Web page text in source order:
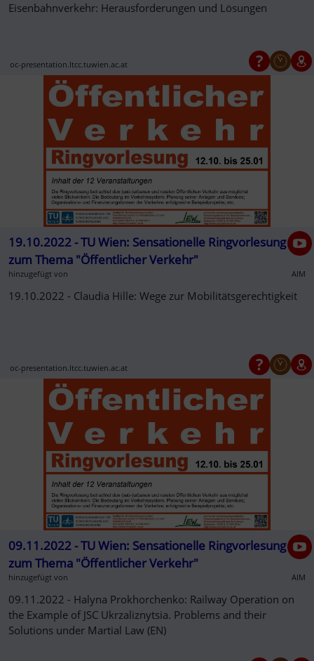
Eisenbahnverkehr: Herausforderungen und Lösungen
oc-presentation.ltcc.tuwien.ac.at
19.10.2022 - TU Wien: Sensationelle Ringvorlesung
zum Thema "Öffentlicher Verkehr"
hinzugefügt von AIM
19.10.2022 - Claudia Hille: Wege zur Mobilitätsgerechtigkeit
oc-presentation.ltcc.tuwien.ac.at
09.11.2022 - TU Wien: Sensationelle Ringvorlesung
zum Thema "Öffentlicher Verkehr"
hinzugefügt von AIM
09.11.2022 - Halyna Prokhorchenko: Railway Operation on
the Example of JSC Ukrzaliznytsia. Problems and their
Solutions under Martial Law (EN)